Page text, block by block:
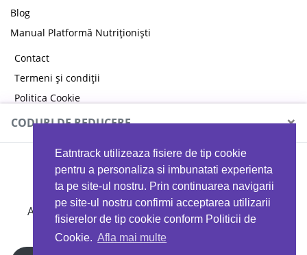
Eatntrack utilizeaza fisiere de tip cookie
pentru a personaliza si imbunatati experienta
ta pe site-ul nostru. Prin continuarea navigarii
pe site-ul nostru confirmi acceptarea utilizarii
fisierelor de tip cookie conform Politicii de
Cookie. Afla mai multe
Blog
Manual Platformă Nutriționiști
Contact
Termeni și condiții
Politica Cookie
Politica de confidențialitate
CODURI DE REDUCERE ×
MYPROTEIN
Ai 40%reducere la orice comandă folosind codul
EATTRACK